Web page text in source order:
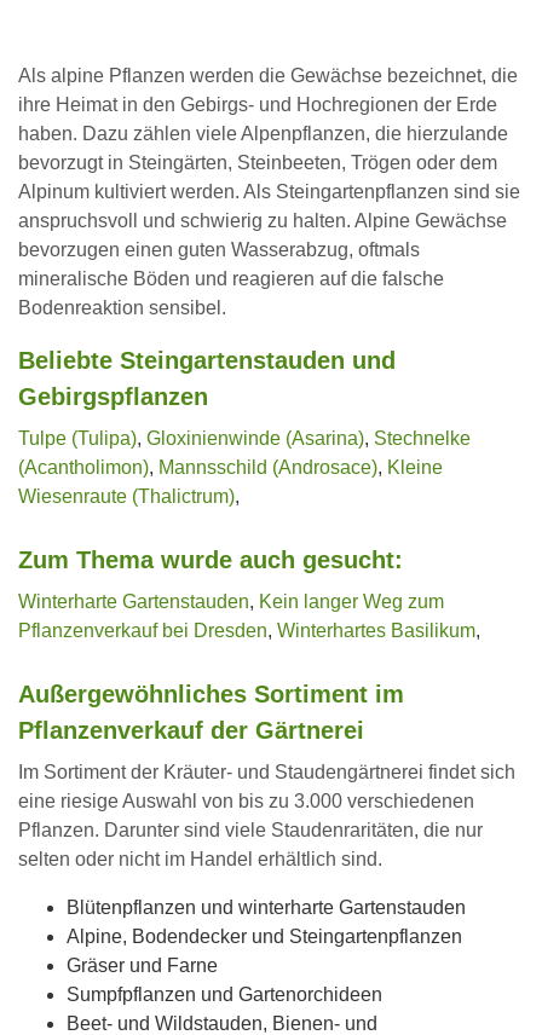
Als alpine Pflanzen werden die Gewächse bezeichnet, die
ihre Heimat in den Gebirgs- und Hochregionen der Erde
haben. Dazu zählen viele Alpenpflanzen, die hierzulande
bevorzugt in Steingärten, Steinbeeten, Trögen oder dem
Alpinum kultiviert werden. Als Steingartenpflanzen sind sie
anspruchsvoll und schwierig zu halten. Alpine Gewächse
bevorzugen einen guten Wasserabzug, oftmals
mineralische Böden und reagieren auf die falsche
Bodenreaktion sensibel.
Beliebte Steingartenstauden und
Gebirgspflanzen
Tulpe (Tulipa), Gloxinienwinde (Asarina), Stechnelke
(Acantholimon), Mannsschild (Androsace), Kleine
Wiesenraute (Thalictrum),
Zum Thema wurde auch gesucht:
Winterharte Gartenstauden, Kein langer Weg zum
Pflanzenverkauf bei Dresden, Winterhartes Basilikum,
Außergewöhnliches Sortiment im
Pflanzenverkauf der Gärtnerei
Im Sortiment der Kräuter- und Staudengärtnerei findet sich
eine riesige Auswahl von bis zu 3.000 verschiedenen
Pflanzen. Darunter sind viele Staudenraritäten, die nur
selten oder nicht im Handel erhältlich sind.
Blütenpflanzen und winterharte Gartenstauden
Alpine, Bodendecker und Steingartenpflanzen
Gräser und Farne
Sumpfpflanzen und Gartenorchideen
Beet- und Wildstauden, Bienen- und